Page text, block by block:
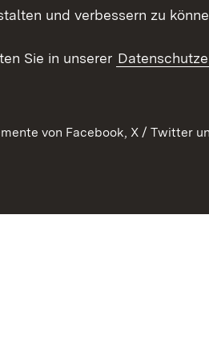
Behinderungen
Bürgerengagement
und verbessern zu
Sie in unserer
von Facebook, X / Twitter